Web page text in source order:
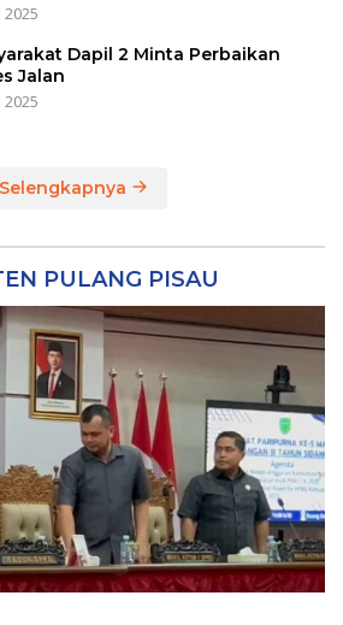
2025
Dapil 2 Minta Perbaikan
Jalan
2025
Selengkapnya
PULANG PISAU